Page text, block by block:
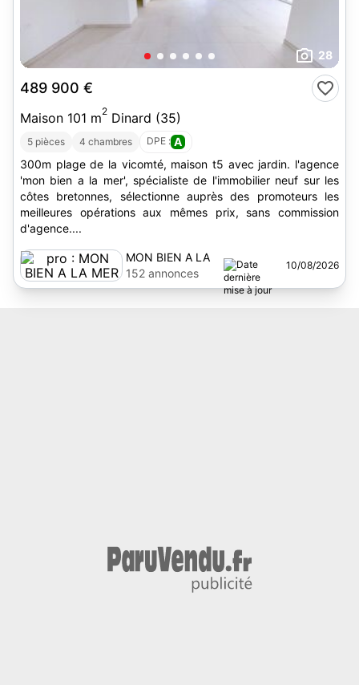
28
489 900 €
Maison 101 m2 Dinard (35)
5 pièces 4 chambres DPE : A
300m plage de la vicomté, maison t5 avec jardin. l'agence
'mon bien a la mer', spécialiste de l'immobilier neuf sur les
côtes bretonnes, sélectionne auprès des promoteurs les
meilleures opérations aux mêmes prix, sans commission
d'agence....
MON BIEN A LA
MER
152 annonces
10/08/2026